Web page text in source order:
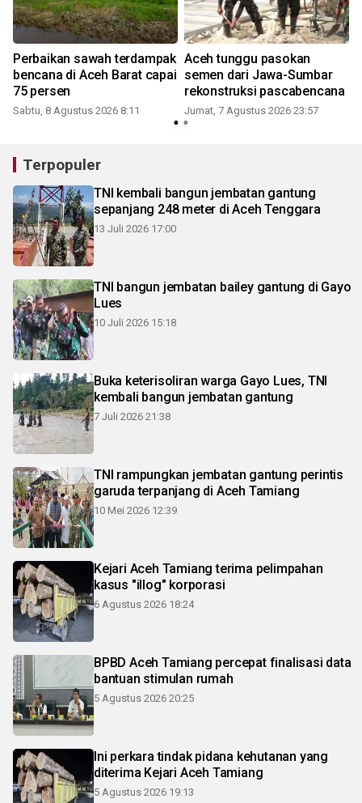
Perbaikan sawah terdampak
bencana di Aceh Barat capai
75 persen
Sabtu, 8 Agustus 2026 8:11
Aceh tunggu pasokan
semen dari Jawa-Sumbar
rekonstruksi pascabencana
Jumat, 7 Agustus 2026 23:57
Terpopuler
TNI kembali bangun jembatan gantung
sepanjang 248 meter di Aceh Tenggara
13 Juli 2026 17:00
TNI bangun jembatan bailey gantung di Gayo
Lues
10 Juli 2026 15:18
Buka keterisoliran warga Gayo Lues, TNI
kembali bangun jembatan gantung
7 Juli 2026 21:38
TNI rampungkan jembatan gantung perintis
garuda terpanjang di Aceh Tamiang
10 Mei 2026 12:39
Kejari Aceh Tamiang terima pelimpahan
kasus "illog" korporasi
6 Agustus 2026 18:24
BPBD Aceh Tamiang percepat finalisasi data
bantuan stimulan rumah
5 Agustus 2026 20:25
Ini perkara tindak pidana kehutanan yang
diterima Kejari Aceh Tamiang
5 Agustus 2026 19:13